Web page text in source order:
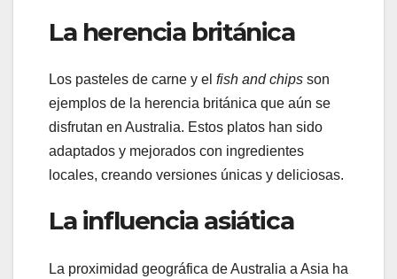
La herencia británica
Los pasteles de carne y el fish and chips son
ejemplos de la herencia británica que aún se
disfrutan en Australia. Estos platos han sido
adaptados y mejorados con ingredientes
locales, creando versiones únicas y deliciosas.
La influencia asiática
La proximidad geográfica de Australia a Asia ha